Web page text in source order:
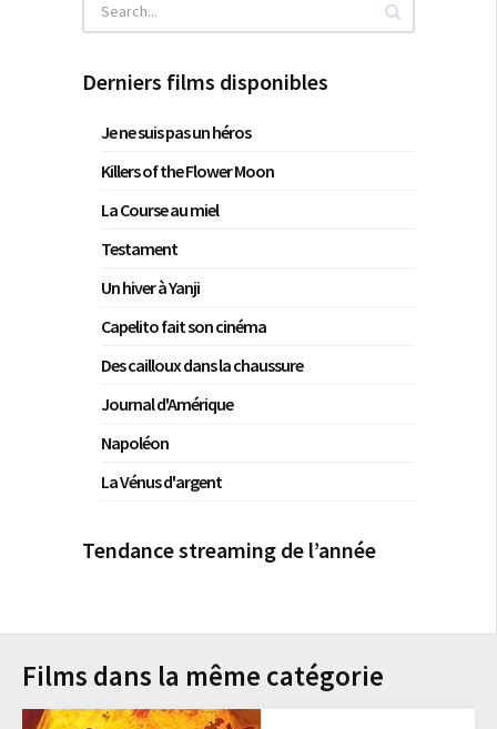
Derniers films disponibles
Je ne suis pas un héros
Killers of the Flower Moon
La Course au miel
Testament
Un hiver à Yanji
Capelito fait son cinéma
Des cailloux dans la chaussure
Journal d'Amérique
Napoléon
La Vénus d'argent
Tendance streaming de l’année
Films dans la même catégorie